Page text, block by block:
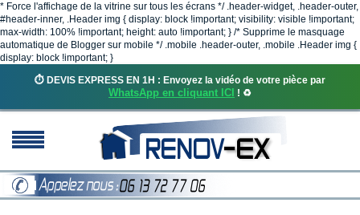
* Force l'affichage de la vitrine sur tous les écrans */ .header-widget, .header-outer,
#header-inner, .Header img { display: block !important; visibility: visible !important;
max-width: 100% !important; height: auto !important; } /* Supprime le masquage
automatique de Blogger sur mobile */ .mobile .header-outer, .mobile .Header img {
display: block !important; }
⏱️ DEVIS EXPRESS EN 1H : Envoyez la vidéo de votre pièce par
WhatsApp en cliquant ICI ! ♻️